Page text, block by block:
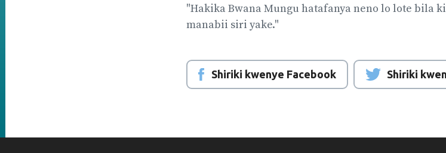
"Hakika Bwana Mungu hatafanya neno lo lote bila
manabii siri yake."
Shiriki kwenye Facebook Shiriki